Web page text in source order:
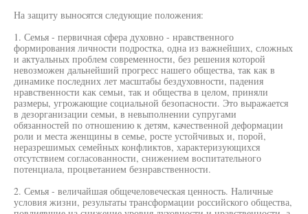
На защиту выносятся следующие положения:
1. Семья - первичная сфера духовно - нравственного
формирования личности подростка, одна из важнейших, сложных
и актуальных проблем современности, без решения которой
невозможен дальнейший прогресс нашего общества, так как в
динамике последних лет масштабы бездуховности, падения
нравственности как семьи, так и общества в целом, приняли
размеры, угрожающие социальной безопасности. Это выражается
в дезорганизации семьи, в невыполнении супругами
обязанностей по отношению к детям, качественной деформации
роли и места женщины в семье, росте устойчивых и, порой,
неразрешимых семейных конфликтов, характеризующихся
отсутствием согласованности, снижением воспитательного
потенциала, процветанием безнравственности.
2. Семья - величайшая общечеловеческая ценность. Наличные
условия жизни, результаты трансформации российского общества,